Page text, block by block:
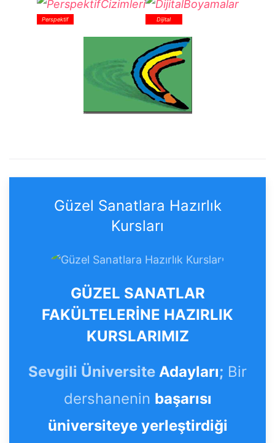
Perspektif Dijital
Güzel Sanatlara Hazırlık
Kursları
GÜZEL SANATLAR
FAKÜLTELERİNE HAZIRLIK
KURSLARIMIZ
Sevgili Üniversite Adayları; Bir
dershanenin başarısı
üniversiteye yerleştirdiği